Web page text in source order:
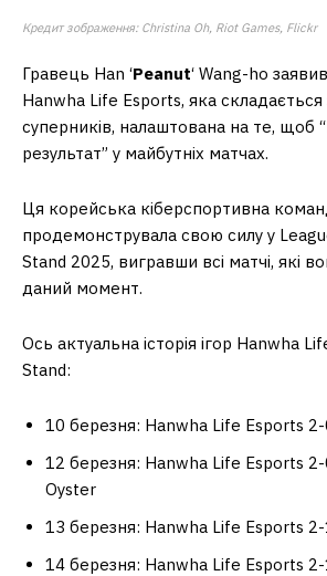
Кредит зображення: Christina Oh, Riot Games, Flickr
Гравець Han ‘Peanut‘ Wang-ho
Hanwha Life Esports, яка складається
суперників, налаштована на те, щоб
результат” у майбутніх матчах.
Ця корейська кіберспортивна
продемонструвала свою силу у
Stand 2025, вигравши всі матчі, які
даний момент.
Ось актуальна історія ігор Hanwha
Stand:
10 березня: Hanwha Life Esports
12 березня: Hanwha Life Esports 2-
Oyster
13 березня: Hanwha Life Esports
14 березня: Hanwha Life Esports 2-